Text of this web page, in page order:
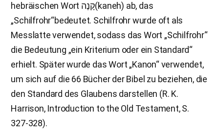
hebräischen Wort קָנֶה(kaneh) ab, das
„Schilfrohr“bedeutet. Schilfrohr wurde oft als
Messlatte verwendet, sodass das Wort „Schilfrohr“
die Bedeutung „ein Kriterium oder ein Standard“
erhielt. Später wurde das Wort „Kanon“ verwendet,
um sich auf die 66 Bücher der Bibel zu beziehen, die
den Standard des Glaubens darstellen (R. K.
Harrison, Introduction to the Old Testament, S.
327-328).